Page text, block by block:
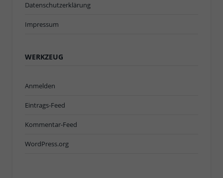
Datenschutzerklärung
Impressum
WERKZEUG
Anmelden
Eintrags-Feed
Kommentar-Feed
WordPress.org